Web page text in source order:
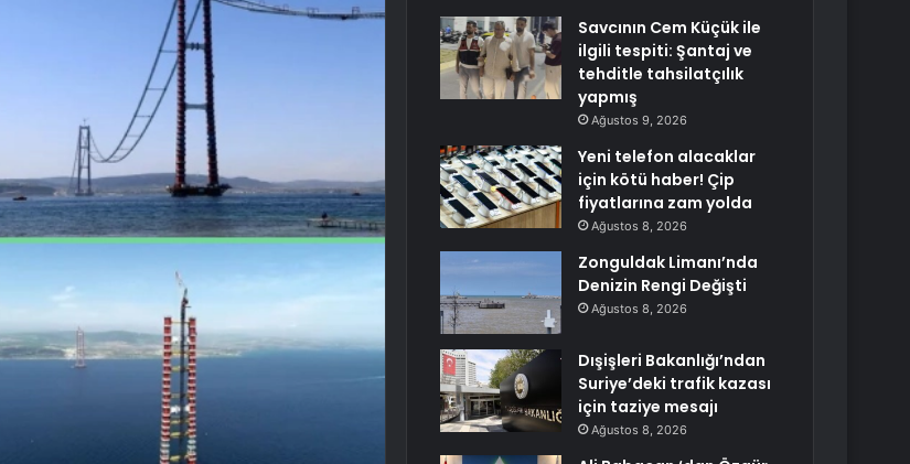
Savcının Cem Küçük ile
ilgili tespiti: Şantaj ve
tehditle tahsilatçılık
yapmış
Ağustos 9, 2026
Yeni telefon alacaklar
için kötü haber! Çip
fiyatlarına zam yolda
Ağustos 8, 2026
Zonguldak Limanı’nda
Denizin Rengi Değişti
Ağustos 8, 2026
Dışişleri Bakanlığı’ndan
Suriye’deki trafik kazası
için taziye mesajı
Ağustos 8, 2026